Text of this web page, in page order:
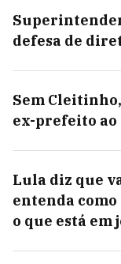
defesa de
Sem
ex-prefeito ao
Lula diz que
entenda como
o que está em